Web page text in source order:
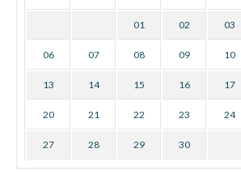
01 02 03
06 07 08 09 10
13 14 15 16 17
20 21 22 23 24
27 28 29 30